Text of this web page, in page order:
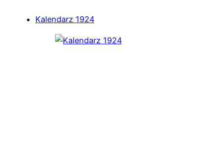
Kalendarz 1924